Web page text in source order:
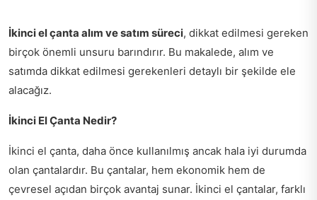
İkinci el çanta alım ve satım süreci, dikkat edilmesi gereken
birçok önemli unsuru barındırır. Bu makalede, alım ve
satımda dikkat edilmesi gerekenleri detaylı bir şekilde ele
alacağız.
İkinci El Çanta Nedir?
İkinci el çanta, daha önce kullanılmış ancak hala iyi durumda
olan çantalardır. Bu çantalar, hem ekonomik hem de
çevresel açıdan birçok avantaj sunar. İkinci el çantalar, farklı